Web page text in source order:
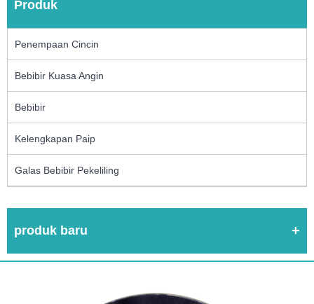
Produk
Penempaan Cincin
Bebibir Kuasa Angin
Bebibir
Kelengkapan Paip
Galas Bebibir Pekeliling
produk baru